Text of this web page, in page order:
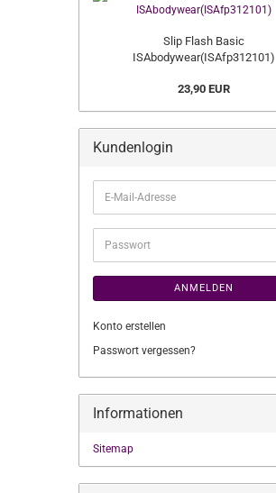
Slip Flash Basic
ISAbodywear(ISAfp312101)
23,90 EUR
Kundenlogin
E-
Mail-
Adresse
Passwort
ANMELDEN
Konto erstellen
Passwort vergessen?
Informationen
Sitemap